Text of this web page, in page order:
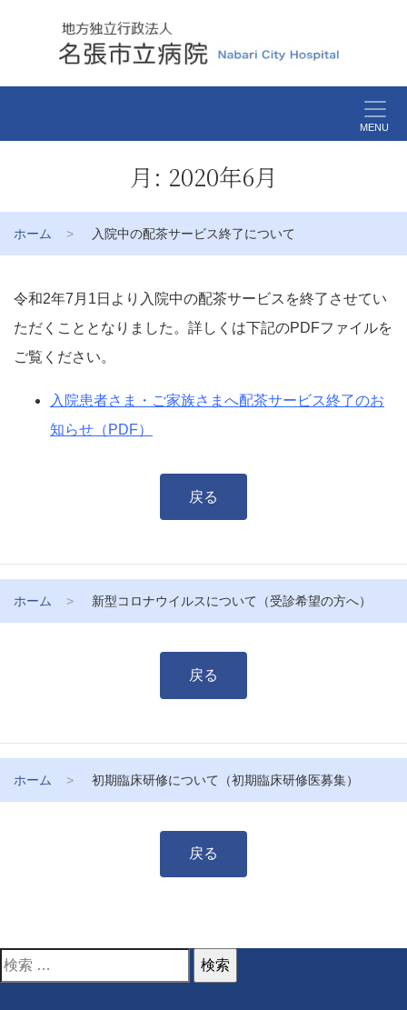
MENU
月: 2020年6月
ホーム 入院中の配茶サービス終了について
令和2年7月1日より入院中の配茶サービスを終了させてい
ただくこととなりました。詳しくは下記のPDFファイルを
ご覧ください。
入院患者さま・ご家族さまへ配茶サービス終了のお
知らせ（PDF）
戻る
ホーム 新型コロナウイルスについて（受診希望の方へ）
戻る
ホーム 初期臨床研修について（初期臨床研修医募集）
戻る
検